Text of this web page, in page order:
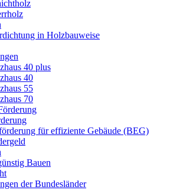
in Holzbauweise
40 plus
40
55
70
für effiziente Gebäude (BEG)
Bauen
der Bundesländer